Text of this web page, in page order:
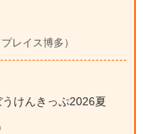
レイス博多）
けんきっぷ2026夏